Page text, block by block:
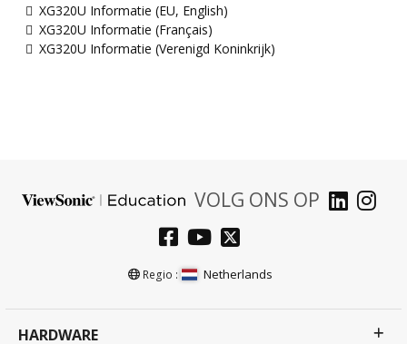
XG320U Informatie (EU, English)
XG320U Informatie (Français)
XG320U Informatie (Verenigd Koninkrijk)
VOLG ONS OP
Regio : Netherlands
HARDWARE